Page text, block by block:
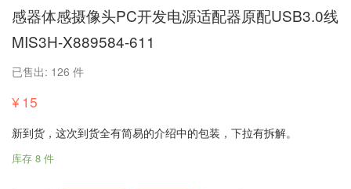
感器体感摄像头PC开发电源适配器原配USB3.0线
MIS3H-X889584-611
已售出: 126 件
¥15
新到货，这次到货全有简易的介绍中的包装，下拉有拆解。
库存 8 件